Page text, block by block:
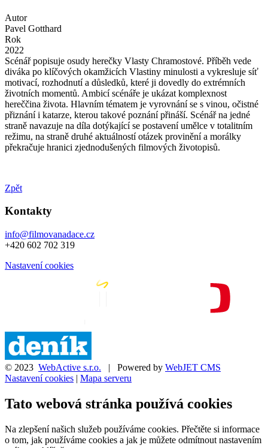
Autor
Pavel Gotthard
Rok
2022
Scénář popisuje osudy herečky Vlasty Chramostové. Příběh vede
diváka po klíčových okamžicích Vlastiny minulosti a vykresluje síť
motivací, rozhodnutí a důsledků, které ji dovedly do extrémních
životních momentů. Ambicí scénáře je ukázat komplexnost
hereččina života. Hlavním tématem je vyrovnání se s vinou, očistné
přiznání i katarze, kterou takové poznání přináší. Scénář na jedné
straně navazuje na díla dotýkající se postavení umělce v totalitním
režimu, na straně druhé aktuálností otázek provinění a morálky
překračuje hranici zjednodušených filmových životopisů.
Zpět
Kontakty
info@filmovanadace.cz
+420 602 702 319
Nastavení cookies
© 2023 WebActive s.r.o. | Powered by WebJET CMS
Nastavení cookies | Mapa serveru
Tato webová stránka používá cookies
Na zlepšení našich služeb používáme cookies. Přečtěte si informace
o tom, jak používáme cookies a jak je můžete odmítnout nastavením